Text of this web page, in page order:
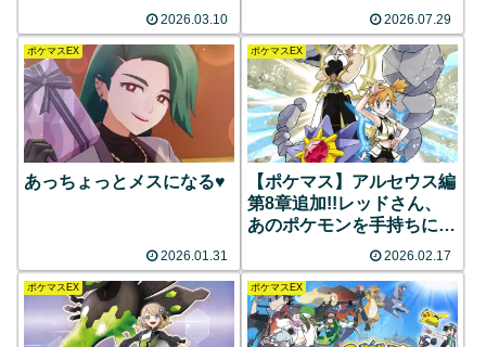
2026.03.10 2026.07.29
ポケマスEX
あっちょっとメスになる♥️
2026.01.31
ポケマスEX
【ポケマス】アルセウス編
第8章追加!!レッドさん、
あのポケモンを手持ちにし
2026.02.17
ポケマスEX ポケマスEX